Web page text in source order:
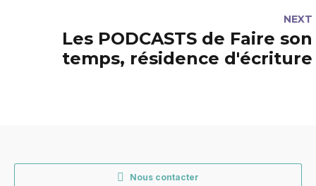
NEXT
Les PODCASTS de Faire son
temps, résidence d'écriture
Nous contacter